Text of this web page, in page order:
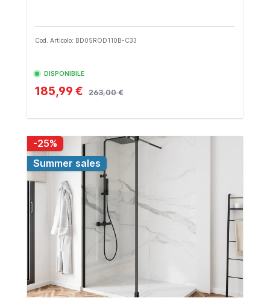
Cod. Articolo: BD05ROD110B-C33
DISPONIBILE
185,99 € 263,00 €
-25%
Summer sales